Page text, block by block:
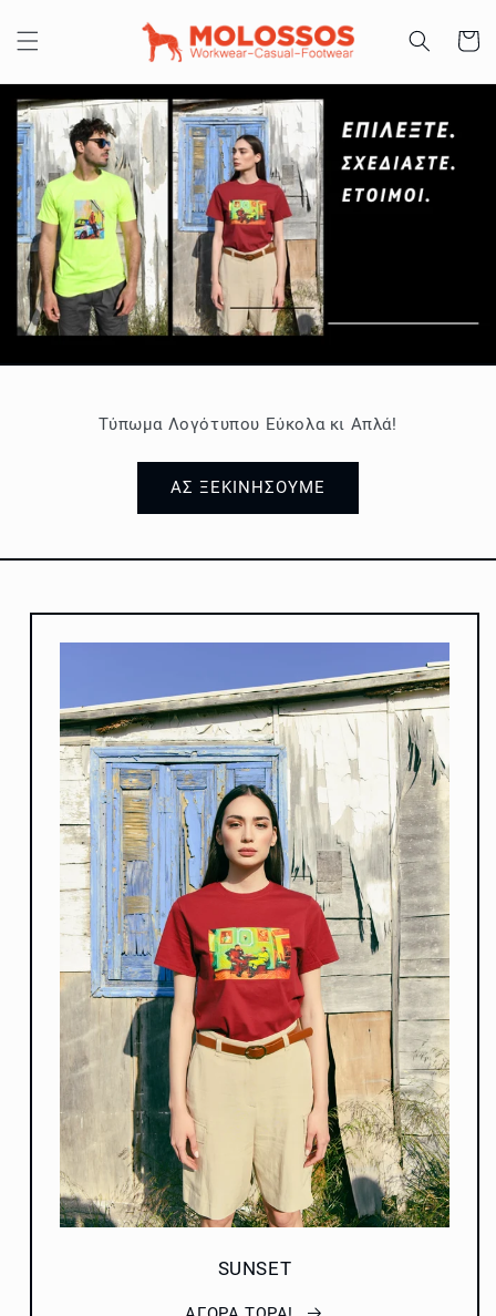
στο
περιεχόμενο
Καλάθι
Τύπωμα Λογότυπου Εύκολα κι Απλά!
ΑΣ ΞΕΚΙΝΗΣΟΥΜΕ
SUNSET